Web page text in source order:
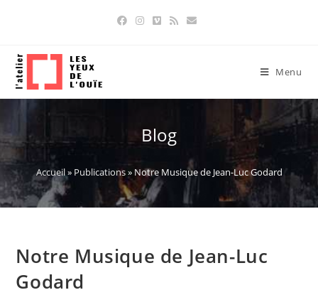
Menu
Blog
Accueil» Publications» Notre Musique de Jean-Luc Godard
Notre Musique de Jean-Luc
Godard